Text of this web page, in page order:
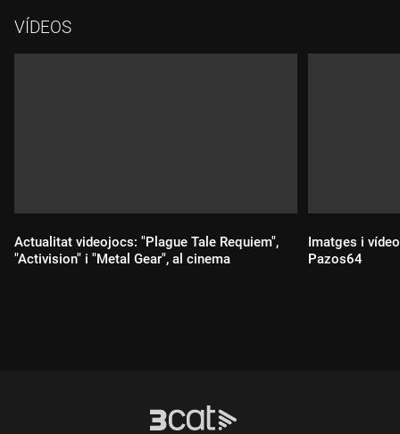
Durada:
VÍDEOS
Actualitat videojocs: "Plague Tale Requiem",
"Activision" i "Metal Gear", al cinema
Imatges i
Pazos64